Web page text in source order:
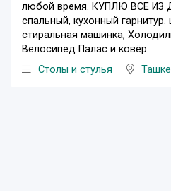
любой время. КУПЛЮ ВСЕ ИЗ
спальный, кухонный
стиральная машинка,
Велосипед Палас и ковёр
Столы и стулья